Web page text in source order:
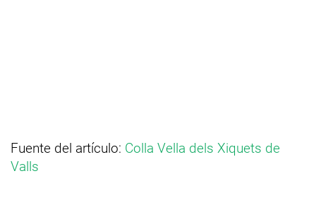
Fuente del artículo: Colla Vella dels Xiquets de
Valls